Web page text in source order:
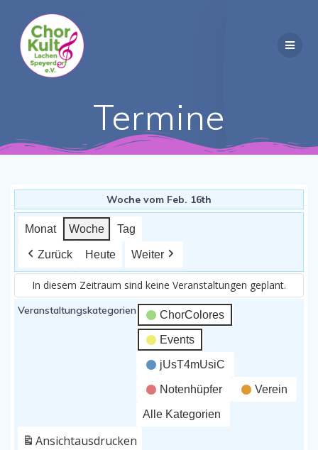
Termine
Woche vom Feb. 16th
Monat Woche Tag
Zurück Heute Weiter
In diesem Zeitraum sind keine Veranstaltungen geplant.
Veranstaltungskategorien ChorColores
Events
jUsT4mUsiC
Notenhüpfer Verein
Alle Kategorien
Ansichtausdrucken